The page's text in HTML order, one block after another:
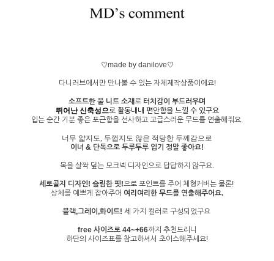
♡made by danilove♡
다니러브에서만 만나볼 수 있는 자체제작상품이에요!
소프트한 울 니트 소재로 터치감이 부드러우며
뛰어난 신축성으로 활동내내 편안함을 느낄 수 있구요
입는 순간 기분 좋은 포근함을 선사하고 고급스러운 무드를 연출해줘요.
너무 얇지도, 두껍지도 않은 적당한 두께감으로
이너 & 단독으로 두루두루 입기 정말 좋아요!
목을 살짝 덮는 모크넥 디자인으로 답답하지 않구요.
세로골지 디자인! 슬림한 핏!으로 포인트를 주어 체형커버는 물론!
상체를 예쁘게 잡아주어 여리여리한 무드를 연출해주어요.
블랙,그레이,화이트! 세 가지 컬러로 구성되었구요
free 사이즈로 44~+66까지 추천드리니
하단의 사이즈표를 참고하셔서 초이스해주세요!